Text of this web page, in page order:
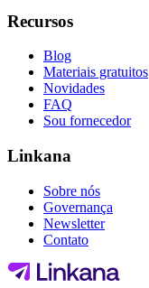
Recursos
Blog
Materiais gratuitos
Novidades
FAQ
Sou fornecedor
Linkana
Sobre nós
Governança
Newsletter
Contato